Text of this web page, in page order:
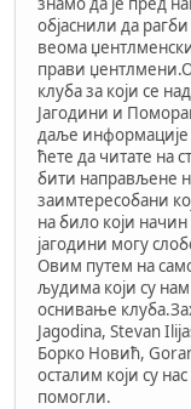
објаснили да
веома
прави
клуба за који се
Јагодини и
даље информације
ћете да читате на
бити направљене
заимтересобани
на било који
јагодини могу
Овим путем на
људима који су
оснивање
Jagodina, Stevan
Борко Новић,
осталим који су
помогли.